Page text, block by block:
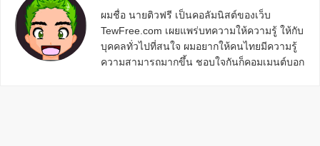
ผมชื่อ นายติวฟรี เป็นคอลัมนิสต์ของเว็บ
TewFree.com เผยแพร่บทความให้ความรู้ ให้กับ
บุคคลทั่วไปที่สนใจ ผมอยากให้คนไทยมีความรู้
ความสามารถมากขึ้น ชอบใจกันก็คอมเมนต์บอก